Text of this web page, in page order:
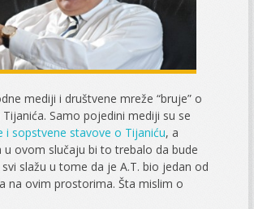
mediji i društvene mreže “bruje” o
Samo pojedini mediji su se
i sopstvene stavove o Tijaniću, a
u ovom slučaju bi to trebalo da bude
slažu u tome da je A.T. bio jedan od
na ovim prostorima. Šta mislim o